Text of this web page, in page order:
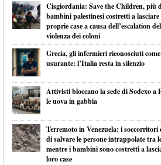
Cisgiordania: Save the Children, più
bambini palestinesi costretti a lasciare
proprie case a causa dell’escalation
violenza dei coloni
Grecia, gli infermieri riconosciuti
usurante: l’Italia resta in silenzio
Attivisti bloccano la sede di Sodexo a
le uova in gabbia
Terremoto in Venezuela: i soccorritori
di salvare le persone intrappolate tra
mentre i bambini sono costretti a
loro case